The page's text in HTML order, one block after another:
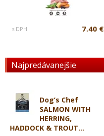
Najpredávanejšie
Dog’s Chef
SALMON WITH
HERRING,
HADDOCK & TROUT...
s DPH 7.40 €